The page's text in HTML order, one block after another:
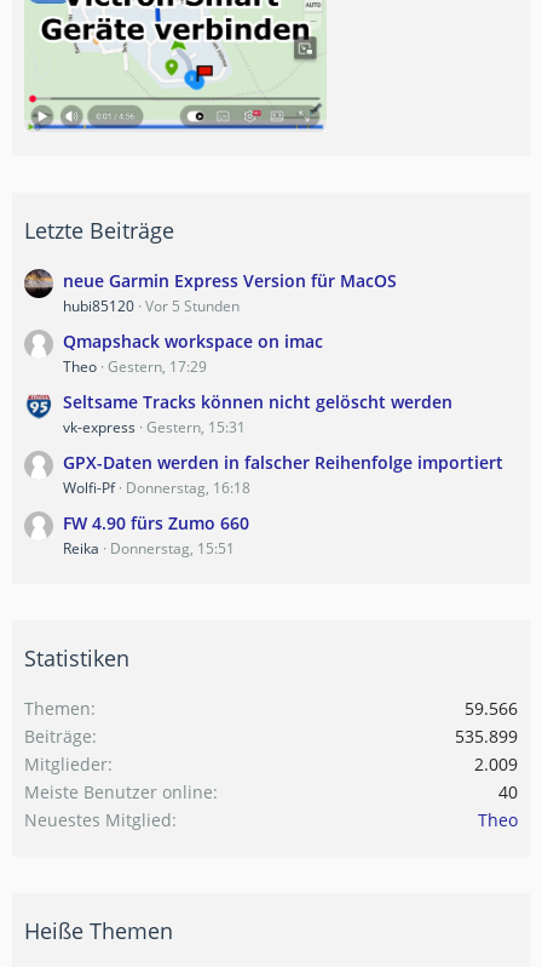
Letzte Beiträge
neue Garmin Express Version für MacOS
hubi85120 Vor 5 Stunden
Qmapshack workspace on imac
Theo Gestern, 17:29
Seltsame Tracks können nicht gelöscht werden
vk-express Gestern, 15:31
GPX-Daten werden in falscher Reihenfolge importiert
Wolfi-Pf Donnerstag, 16:18
FW 4.90 fürs Zumo 660
Reika Donnerstag, 15:51
Statistiken
Themen
59.566
Beiträge
535.899
Mitglieder
2.009
Meiste Benutzer online
40
Neuestes Mitglied
Theo
Heiße Themen